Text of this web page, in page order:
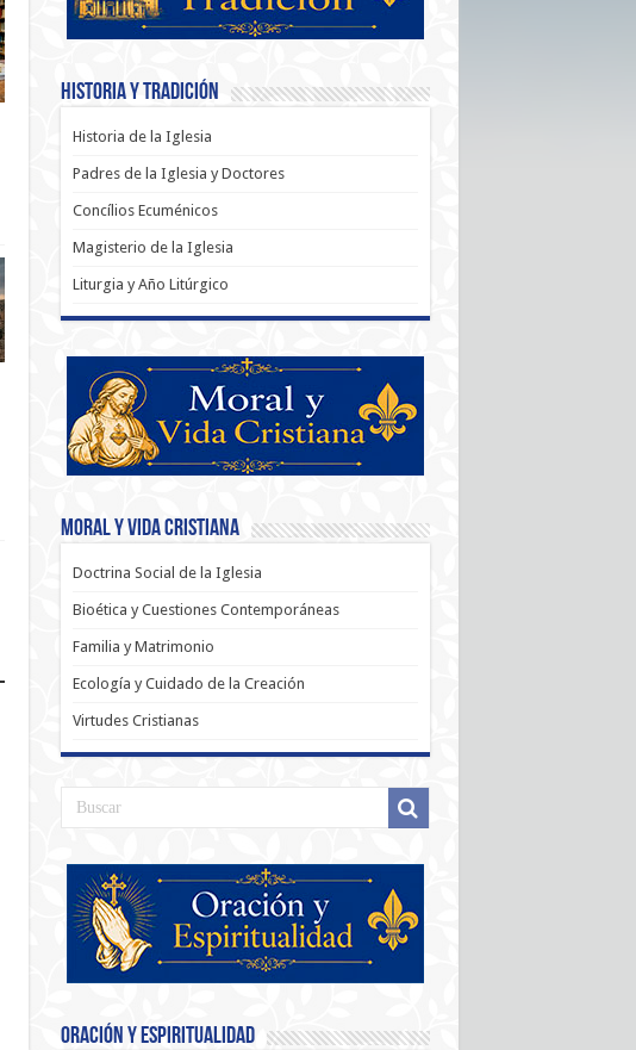
Historia y Tradición
Historia de la Iglesia
Padres de la Iglesia y Doctores
Concílios Ecuménicos
Magisterio de la Iglesia
Liturgia y Año Litúrgico
Moral y Vida Cristiana
Doctrina Social de la Iglesia
Bioética y Cuestiones Contemporáneas
Familia y Matrimonio
Ecología y Cuidado de la Creación
Virtudes Cristianas
Oración y Espiritualidad